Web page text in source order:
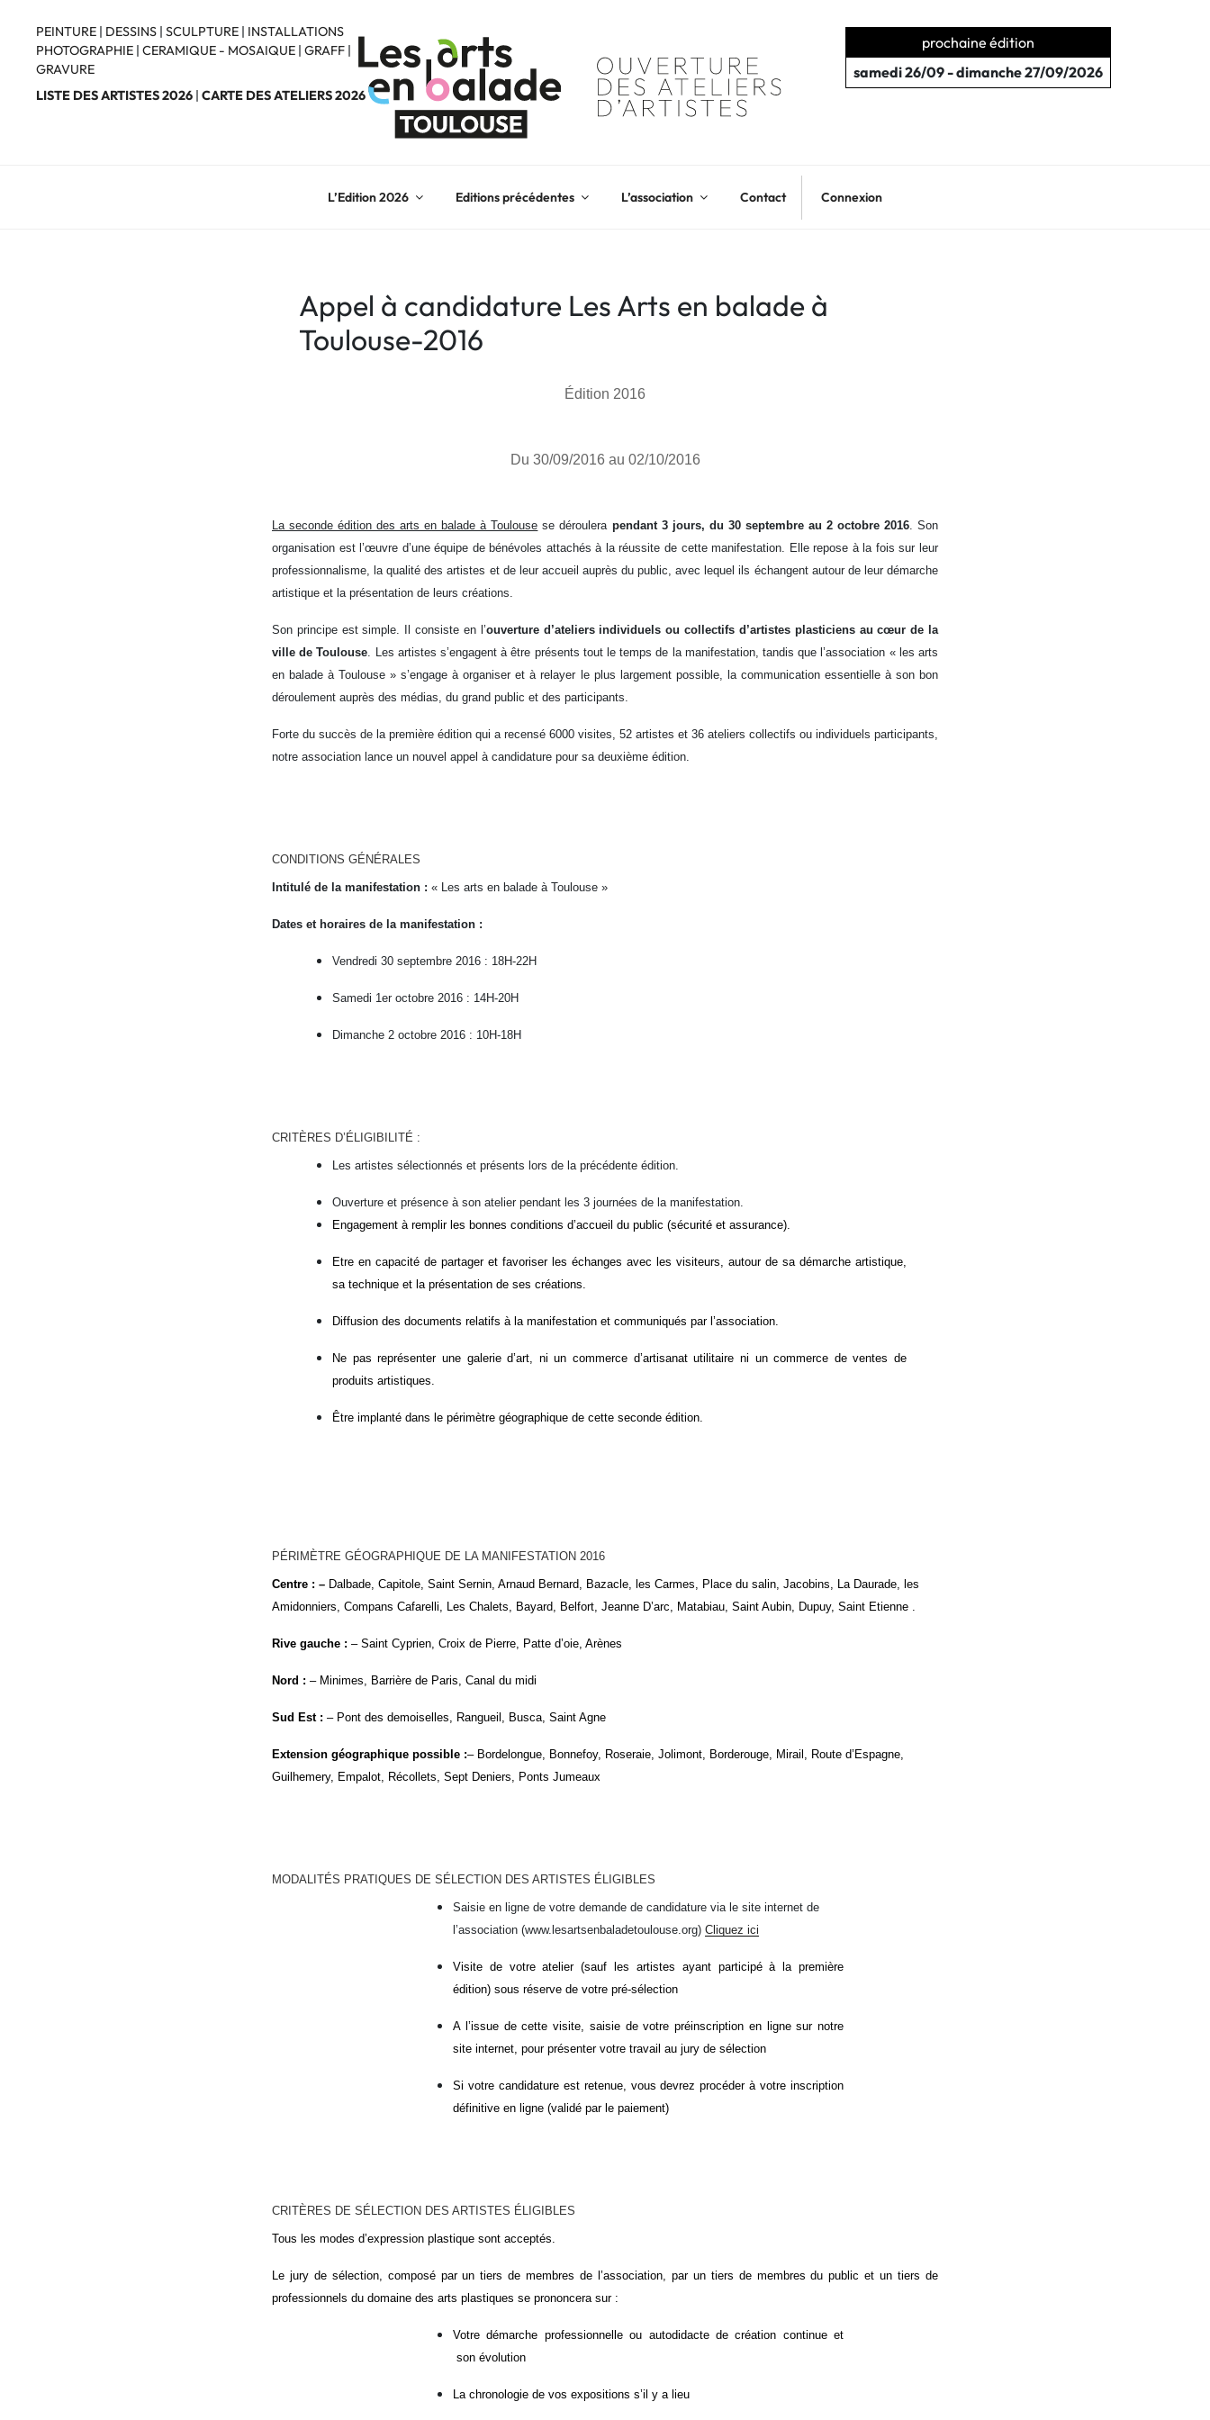
contenu
principal
PEINTURE | DESSINS | SCULPTURE | INSTALLATIONS
PHOTOGRAPHIE | CERAMIQUE - MOSAIQUE | GRAFF |
GRAVURE
LISTE DES ARTISTES 2026 | CARTE DES ATELIERS 2026
prochaine édition
samedi 26/09 - dimanche 27/09/2026
L’Edition 2026 Editions précédentes L’association Contact Connexion
Appel à candidature Les Arts en balade à
Toulouse-2016
Édition 2016
Du 30/09/2016 au 02/10/2016
La seconde édition des arts en balade à Toulouse se déroulera pendant 3 jours, du 30 septembre au 2 octobre 2016. Son
organisation est l’œuvre d’une équipe de bénévoles attachés à la réussite de cette manifestation. Elle repose à la fois sur leur
professionnalisme, la qualité des artistes et de leur accueil auprès du public, avec lequel ils échangent autour de leur démarche
artistique et la présentation de leurs créations.
Son principe est simple. Il consiste en l’ouverture d’ateliers individuels ou collectifs d’artistes plasticiens au cœur de la
ville de Toulouse . Les artistes s’engagent à être présents tout le temps de la manifestation, tandis que l’association « les arts
en balade à Toulouse » s’engage à organiser et à relayer le plus largement possible, la communication essentielle à son bon
déroulement auprès des médias, du grand public et des participants.
Forte du succès de la première édition qui a recensé 6000 visites, 52 artistes et 36 ateliers collectifs ou individuels participants,
notre association lance un nouvel appel à candidature pour sa deuxième édition.
CONDITIONS GÉNÉRALES
Intitulé de la manifestation : « Les arts en balade à Toulouse »
Dates et horaires de la manifestation :
Vendredi 30 septembre 2016 : 18H-22H
Samedi 1er octobre 2016 : 14H-20H
Dimanche 2 octobre 2016 : 10H-18H
CRITÈRES D’ÉLIGIBILITÉ :
Les artistes sélectionnés et présents lors de la précédente édition.
Ouverture et présence à son atelier pendant les 3 journées de la manifestation.
Engagement à remplir les bonnes conditions d’accueil du public (sécurité et assurance).
Etre en capacité de partager et favoriser les échanges avec les visiteurs, autour de sa démarche artistique,
sa technique et la présentation de ses créations.
Diffusion des documents relatifs à la manifestation et communiqués par l’association.
Ne pas représenter une galerie d’art, ni un commerce d’artisanat utilitaire ni un commerce de ventes de
produits artistiques.
Être implanté dans le périmètre géographique de cette seconde édition.
PÉRIMÈTRE GÉOGRAPHIQUE DE LA MANIFESTATION 2016
Centre : – Dalbade, Capitole, Saint Sernin, Arnaud Bernard, Bazacle, les Carmes, Place du salin, Jacobins, La Daurade, les
Amidonniers, Compans Cafarelli, Les Chalets, Bayard, Belfort, Jeanne D’arc, Matabiau, Saint Aubin, Dupuy, Saint Etienne .
Rive gauche : – Saint Cyprien, Croix de Pierre, Patte d’oie, Arènes
Nord : – Minimes, Barrière de Paris, Canal du midi
Sud Est : – Pont des demoiselles, Rangueil, Busca, Saint Agne
Extension géographique possible :– Bordelongue, Bonnefoy, Roseraie, Jolimont, Borderouge, Mirail, Route d’Espagne,
Guilhemery, Empalot, Récollets, Sept Deniers, Ponts Jumeaux
MODALITÉS PRATIQUES DE SÉLECTION DES ARTISTES ÉLIGIBLES
Saisie en ligne de votre demande de candidature via le site internet de
l’association (www.lesartsenbaladetoulouse.org) Cliquez ici
Visite de votre atelier (sauf les artistes ayant participé à la première
édition) sous réserve de votre pré-sélection
A l’issue de cette visite, saisie de votre préinscription en ligne sur notre
site internet, pour présenter votre travail au jury de sélection
Si votre candidature est retenue, vous devrez procéder à votre inscription
définitive en ligne (validé par le paiement)
CRITÈRES DE SÉLECTION DES ARTISTES ÉLIGIBLES
Tous les modes d’expression plastique sont acceptés.
Le jury de sélection, composé par un tiers de membres de l’association, par un tiers de membres du public et un tiers de
professionnels du domaine des arts plastiques se prononcera sur :
Votre démarche professionnelle ou autodidacte de création continue et
son évolution
La chronologie de vos expositions s’il y a lieu